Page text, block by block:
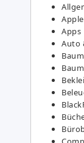
Apple
Apps
Auto